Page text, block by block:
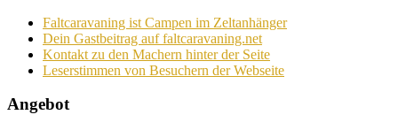
Faltcaravaning ist Campen im Zeltanhänger
Dein Gastbeitrag auf faltcaravaning.net
Kontakt zu den Machern hinter der Seite
Leserstimmen von Besuchern der Webseite
Angebot